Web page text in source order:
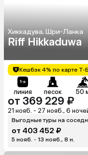
Хиккадува, Шри-Ланка
Riff Hikkaduwa
Кешбэк 4% по карте Т-
линия песок 50
от 369 229 ₽
21 нояб. - 27 нояб., 6
Выгодные туры на
от 403 452 ₽
5 нояб. - 13 нояб., 8 н.